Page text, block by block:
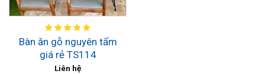
Bàn ăn gỗ nguyên tấm
giá rẻ TS114
Liên hệ